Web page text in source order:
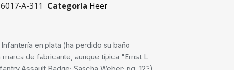
A-311 Categoría Heer
en plata (ha perdido su baño
marca de fabricante, aunque típica "Ernst L.